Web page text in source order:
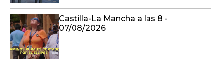
Castilla-La Mancha a las 8 -
07/08/2026